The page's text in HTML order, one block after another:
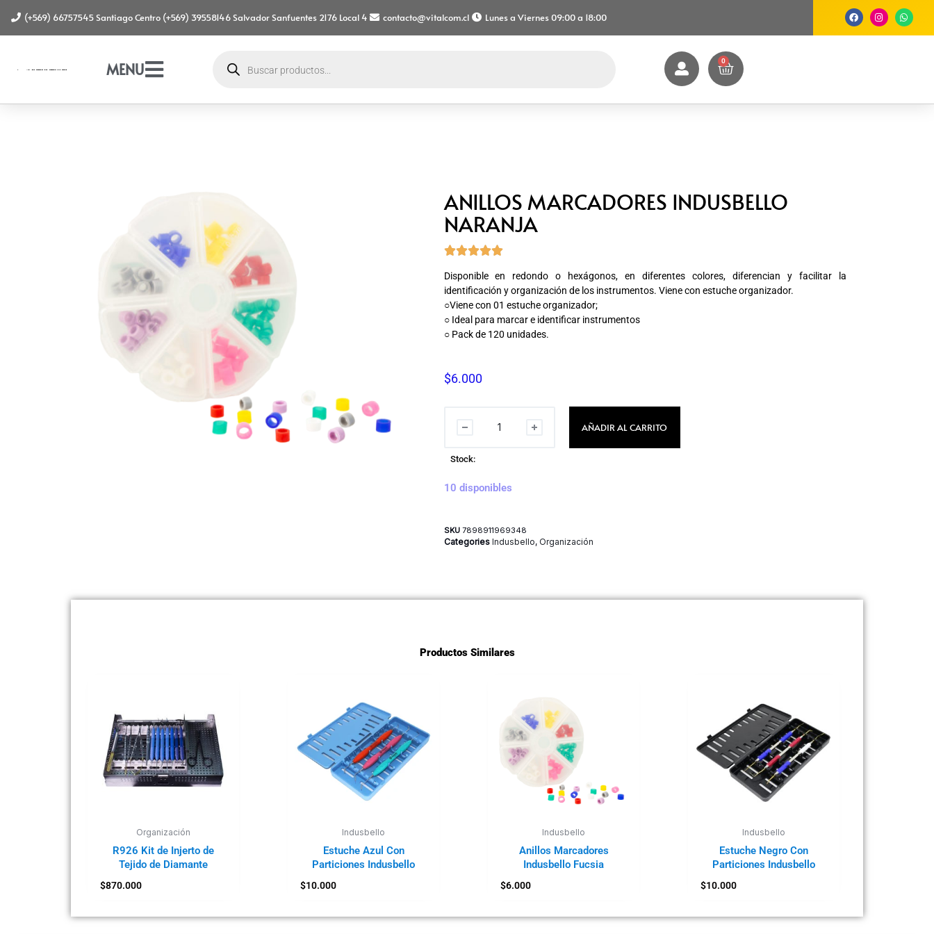
(+569) 66757545 Santiago Centro (+569) 39558146 Salvador Sanfuentes 2176 Local 4 contacto@vitalcom.cl Lunes a Viernes 09:00 a 18:00
MENU 0
ANILLOS MARCADORES INDUSBELLO
NARANJA

Disponible en redondo o hexágonos, en diferentes colores, diferencian y facilitar la
identificación y organización de los instrumentos. Viene con estuche organizador.
○Viene con 01 estuche organizador;
○ Ideal para marcar e identificar instrumentos
○ Pack de 120 unidades.
$6.000
AÑADIR AL CARRITO
Stock:
10 disponibles
SKU 7898911969348
Categories Indusbello, Organización
Productos Similares
Organización
R926 Kit de Injerto de
Tejido de Diamante
$870.000
Indusbello
Estuche Azul Con
Particiones Indusbello
$10.000
Indusbello
Anillos Marcadores
Indusbello Fucsia
$6.000
Indusbello
Estuche Negro Con
Particiones Indusbello
$10.000